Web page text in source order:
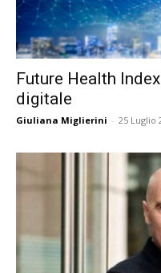
Future Health
digitale
Giuliana Miglierini - 25 Luglio